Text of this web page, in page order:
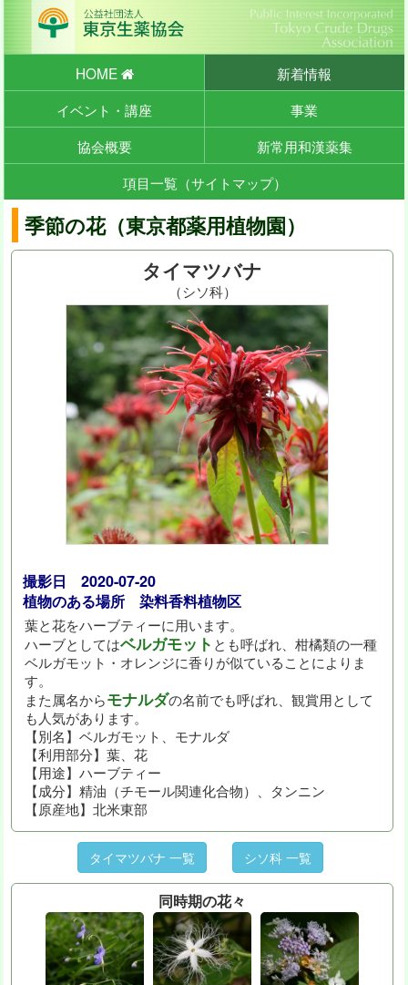
HOME
新着情報
イベント・講座
事業
協会概要
新常用和漢薬集
項目一覧（サイトマップ）
季節の花（東京都薬用植物園）
タイマツバナ
（シソ科）
撮影日 2020-07-20
植物のある場所 染料香料植物区
葉と花をハーブティーに用います。
ハーブとしてはベルガモット とも呼ばれ、柑橘類の一種
ベルガモット・オレンジに香りが似ていることによりま
す。
また属名からモナルダの名前でも呼ばれ、観賞用として
も人気があります。
【別名】ベルガモット、モナルダ
【利用部分】葉、花
【用途】ハーブティー
【成分】精油（チモール関連化合物）、タンニン
【原産地】北米東部
タイマツバナ 一覧 シソ科 一覧
同時期の花々